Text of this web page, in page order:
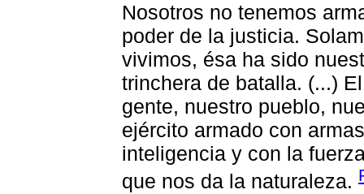
Nosotros no tenemos
poder de la justicia.
vivimos, ésa ha sido
trinchera de batalla. (...)
gente, nuestro pueblo,
ejército armado con
inteligencia y con la
que nos da la naturaleza.